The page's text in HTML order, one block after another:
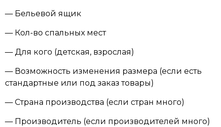
— Бельевой ящик
— Кол-во спальных мест
— Для кого (детская, взрослая)
— Возможность изменения размера (если есть
стандартные или под заказ товары)
— Страна производства (если стран много)
— Производитель (если производителей много)